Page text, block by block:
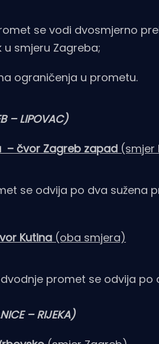
se vodi dvosmjerno
smjeru Zagreba;
ograničenja u prometu.
– LIPOVAC)
– čvor Zagreb zapad (smjer
se odvija po dva sužena
Kutina (oba smjera)
promet se odvija po
– RIJEKA)